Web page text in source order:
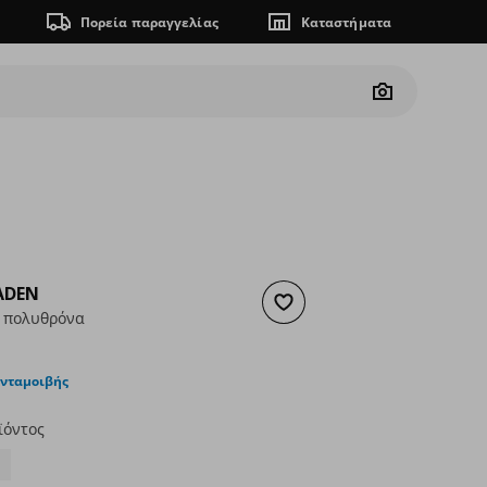
Πορεία παραγγελίας Καταστήματα
Camera
Προσθήκη στα αγαπημένα
τιμή